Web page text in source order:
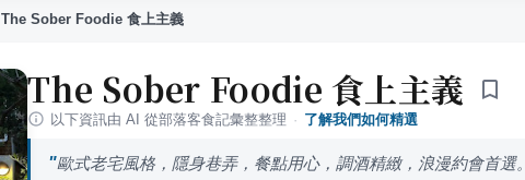
The Sober Foodie 食上主義
The Sober Foodie 食上主義
以下資訊由 AI 從部落客食記彙整整理 · 了解我們如何精選
歐式老宅風格，隱身巷弄，餐點用心，調酒精緻，浪漫約會首選。